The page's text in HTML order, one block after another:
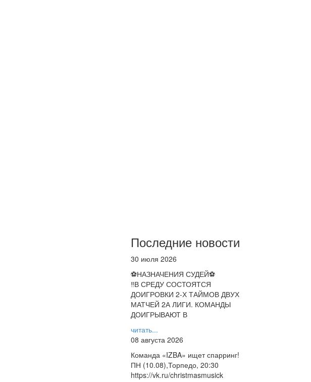
Последние новости
30 июля 2026
⚽НАЗНАЧЕНИЯ СУДЕЙ⚽
‼В СРЕДУ СОСТОЯТСЯ
ДОИГРОВКИ 2-Х ТАЙМОВ ДВУХ
МАТЧЕЙ 2А ЛИГИ. КОМАНДЫ
ДОИГРЫВАЮТ В
читать...
08 августа 2026
Команда «IZBA» ищет спарринг!
ПН (10.08),Торпедо, 20:30
https://vk.ru/christmasmusick